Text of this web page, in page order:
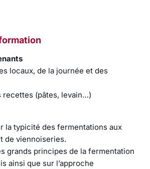
locaux, de la journée et des
recettes (pâtes, levain…)
la typicité des fermentations aux
de viennoiseries.
grands principes de la fermentation
ainsi que sur l’approche